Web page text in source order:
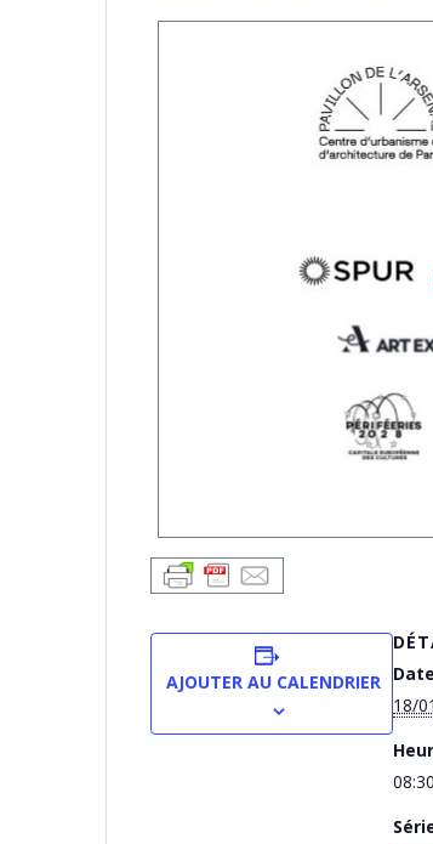
AJOUTER AU CALENDRIER
18/